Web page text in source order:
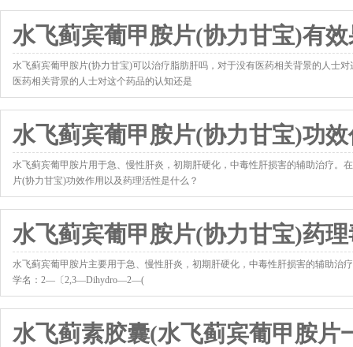
水飞蓟宾葡甲胺片(协力甘宝)有
水飞蓟宾葡甲胺片(协力甘宝)可以治疗脂肪肝吗，对于没有医药相关背景的人士
医药相关背景的人士对这个药品的认知还是
http://www.yxk120.com/news/3818.html
水飞蓟宾葡甲胺片(协力甘宝)功
水飞蓟宾葡甲胺片用于急、慢性肝炎，初期肝硬化，中毒性肝损害的辅助治疗
片(协力甘宝)功效作用以及药理活性是什么？
http://www.yxk120.com/news/3819.html
水飞蓟宾葡甲胺片(协力甘宝)药
水飞蓟宾葡甲胺片主要用于急、慢性肝炎，初期肝硬化，中毒性肝损害的辅助
学名：2—〔2,3—Dihydro—2—(
http://www.yxk120.com/news/3820.html
水飞蓟素胶囊(水飞蓟宾葡甲胺片